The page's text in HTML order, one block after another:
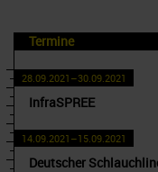
Termine
28.09.2021–30.09.2021
InfraSPREE
14.09.2021–15.09.2021
Deutscher